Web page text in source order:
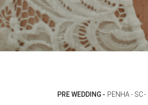
PRE WEDDING PENHA - SC